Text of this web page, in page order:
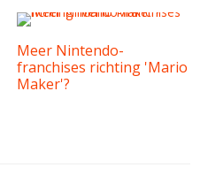
Meer Nintendo-
franchises richting 'Mario
Maker'?